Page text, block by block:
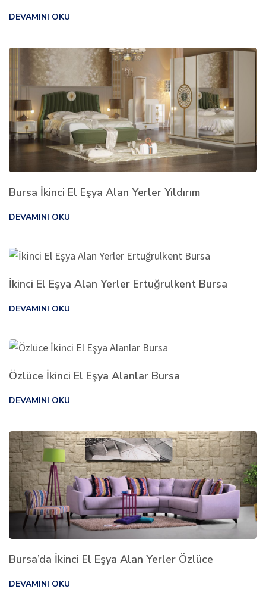
DEVAMINI OKU
Bursa İkinci El Eşya Alan Yerler Yıldırım
DEVAMINI OKU
İkinci El Eşya Alan Yerler Ertuğrulkent Bursa
DEVAMINI OKU
Özlüce İkinci El Eşya Alanlar Bursa
DEVAMINI OKU
Bursa’da İkinci El Eşya Alan Yerler Özlüce
DEVAMINI OKU